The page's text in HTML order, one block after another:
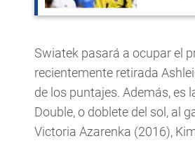
Swiatek pasará a ocupar el
recientemente retirada
de los puntajes. Además, es
Double, o doblete del sol, al
Victoria Azarenka (2016),